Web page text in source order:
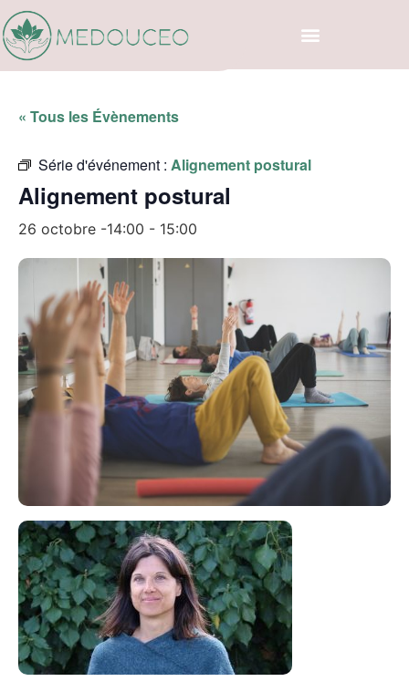
« Tous les Évènements
Série d'événement : Alignement postural
Alignement postural
26 octobre -14:00 - 15:00